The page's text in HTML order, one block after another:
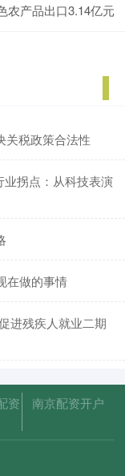
农产品出口3.14亿元
关税政策合法性
拐点：从科技表演
在做的事情
进残疾人就业二期
资
南京配资开户